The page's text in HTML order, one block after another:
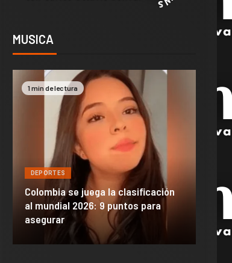
MUSICA
1 min de lectura
DEPORTES
Colombia se juega la clasificación
al mundial 2026: 9 puntos para
asegurar
2
de